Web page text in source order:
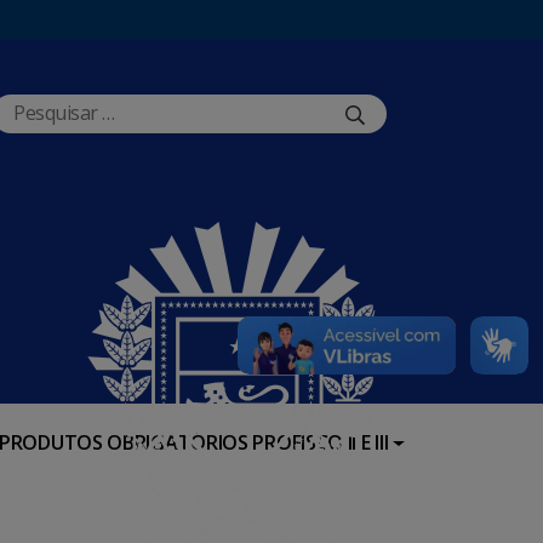
PRODUTOS OBRIGATÓRIOS PROFISCO II E III